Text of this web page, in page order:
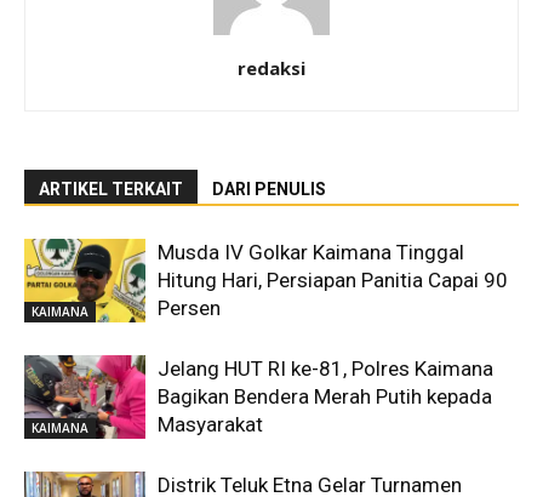
redaksi
ARTIKEL TERKAIT DARI PENULIS
KAIMANA
Musda IV Golkar Kaimana Tinggal
Hitung Hari, Persiapan Panitia Capai 90
Persen
KAIMANA
Jelang HUT RI ke-81, Polres Kaimana
Bagikan Bendera Merah Putih kepada
Masyarakat
Distrik Teluk Etna Gelar Turnamen